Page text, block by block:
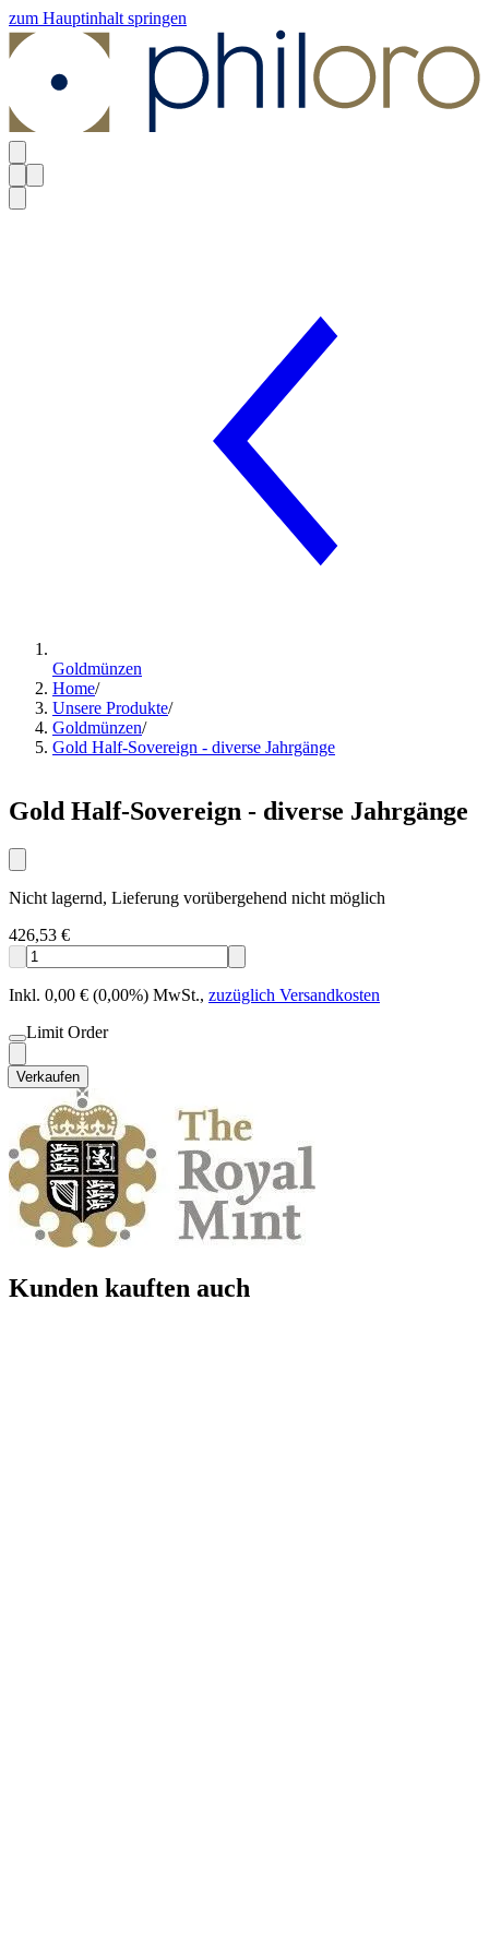
zum Hauptinhalt springen
Goldmünzen
Home/
Unsere Produkte/
Goldmünzen/
Gold Half-Sovereign - diverse Jahrgänge
Gold Half-Sovereign - diverse Jahrgänge
Nicht lagernd, Lieferung vorübergehend nicht möglich
426,53 €
Inkl. 0,00 € (0,00%) MwSt., zuzüglich Versandkosten
Limit Order
Verkaufen
Kunden kauften auch